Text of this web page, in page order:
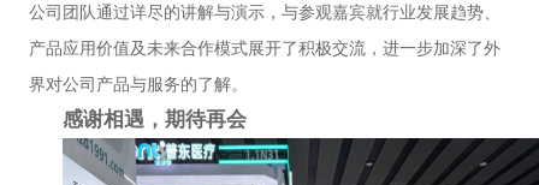
公司团队通过详尽的讲解与演示，与参观嘉宾就行业发展趋势、
产品应用价值及未来合作模式展开了积极交流，进一步加深了外
界对公司产品与服务的了解。
感谢相遇，期待再会